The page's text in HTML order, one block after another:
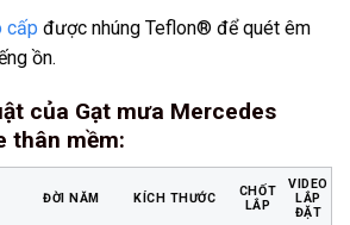
cấp được nhúng Teflon® để quét êm
ồn.
của Gạt mưa Mercedes
thân mềm:
ĐỜI NĂM KÍCH THƯỚC
CHỐT
LẮP
VIDEO
LẮP
ĐẶT